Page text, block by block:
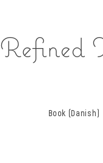
Refined
Book (Danish)